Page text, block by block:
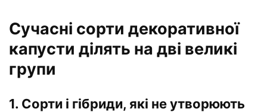
Сучасні сорти декоративної
капусти ділять на дві великі
групи
1. Сорти і гібриди, які не утворюють